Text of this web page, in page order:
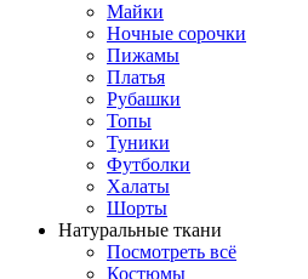
Майки
Ночные сорочки
Пижамы
Платья
Рубашки
Топы
Туники
Футболки
Халаты
Шорты
Натуральные ткани
Посмотреть всё
Костюмы